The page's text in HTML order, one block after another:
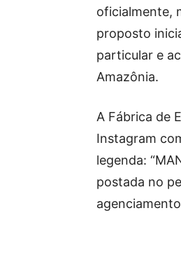
oficialmente,
proposto
particular e
Amazônia.
A Fábrica de
Instagram
legenda:
postada no